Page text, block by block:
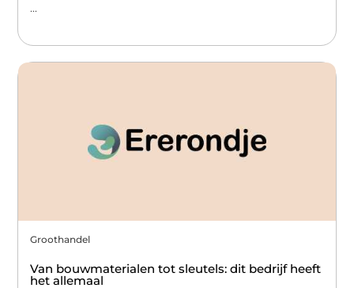
...
Groothandel
Van bouwmaterialen tot sleutels: dit bedrijf heeft
het allemaal